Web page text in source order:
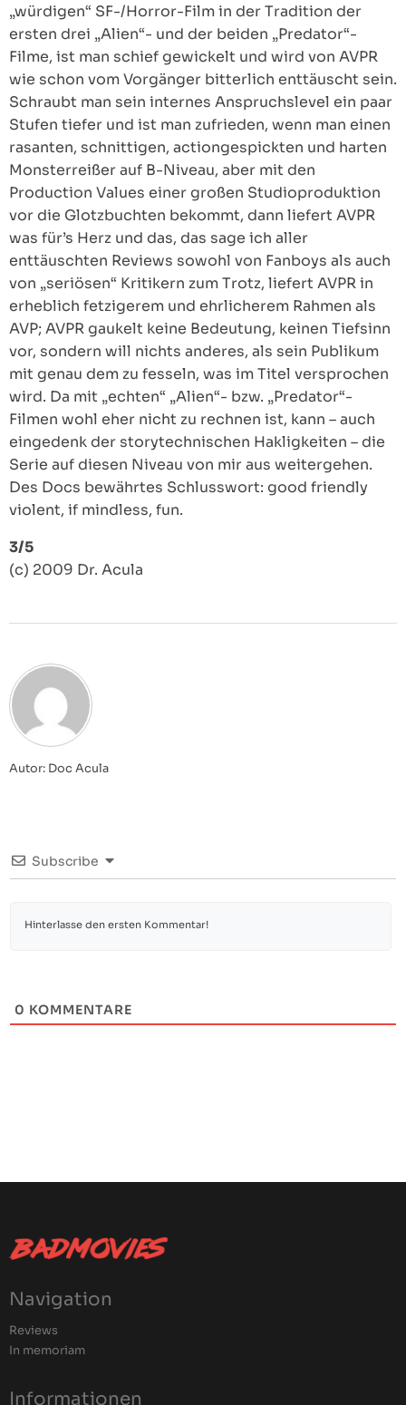
„würdigen“ SF-/Horror-Film in der Tradition der
ersten drei „Alien“- und der beiden „Predator“-
Filme, ist man schief gewickelt und wird von AVPR
wie schon vom Vorgänger bitterlich enttäuscht sein.
Schraubt man sein internes Anspruchslevel ein paar
Stufen tiefer und ist man zufrieden, wenn man einen
rasanten, schnittigen, actiongespickten und harten
Monsterreißer auf B-Niveau, aber mit den
Production Values einer großen Studioproduktion
vor die Glotzbuchten bekommt, dann liefert AVPR
was für’s Herz und das, das sage ich aller
enttäuschten Reviews sowohl von Fanboys als auch
von „seriösen“ Kritikern zum Trotz, liefert AVPR in
erheblich fetzigerem und ehrlicherem Rahmen als
AVP; AVPR gaukelt keine Bedeutung, keinen Tiefsinn
vor, sondern will nichts anderes, als sein Publikum
mit genau dem zu fesseln, was im Titel versprochen
wird. Da mit „echten“ „Alien“- bzw. „Predator“-
Filmen wohl eher nicht zu rechnen ist, kann – auch
eingedenk der storytechnischen Hakligkeiten – die
Serie auf diesen Niveau von mir aus weitergehen.
Des Docs bewährtes Schlusswort: good friendly
violent, if mindless, fun.
3/5
(c) 2009 Dr. Acula
Autor: Doc Acula
Subscribe
0 KOMMENTARE
Navigation
Reviews
In memoriam
Informationen